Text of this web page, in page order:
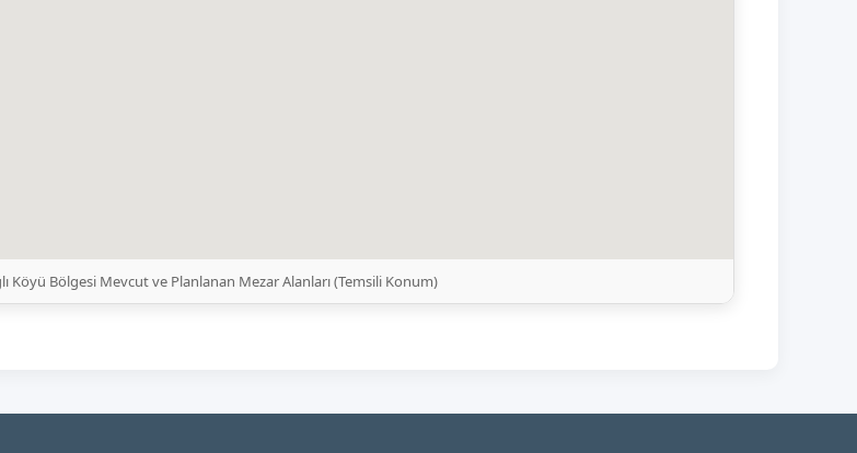
Köyü Bölgesi Mevcut ve Planlanan Mezar Alanları (Temsili Konum)